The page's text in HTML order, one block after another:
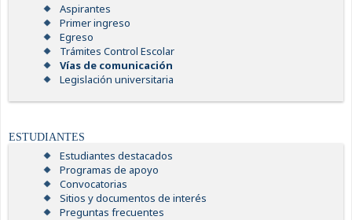
Aspirantes
Primer ingreso
Egreso
Trámites Control Escolar
Vías de comunicación
Legislación universitaria
ESTUDIANTES
Estudiantes destacados
Programas de apoyo
Convocatorias
Sitios y documentos de interés
Preguntas frecuentes